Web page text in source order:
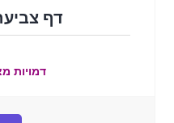
דף
דמויות